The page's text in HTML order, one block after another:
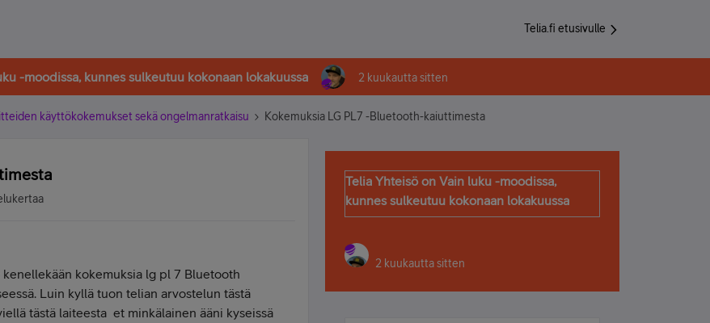
Telia.fi etusivulle
-moodissa, kunnes sulkeutuu kokonaan lokakuussa 2 kuukautta sitten
käyttökokemukset sekä ongelmanratkaisu Kokemuksia LG PL7 -Bluetooth-kaiuttimesta
kokemuksia lg pl 7 Bluetooth
Luin kyllä tuon telian arvostelun tästä
tästä laiteesta et minkälainen ääni kyseissä
Telia Yhteisö on Vain luku -moodissa,
kunnes sulkeutuu kokonaan lokakuussa
2 kuukautta sitten